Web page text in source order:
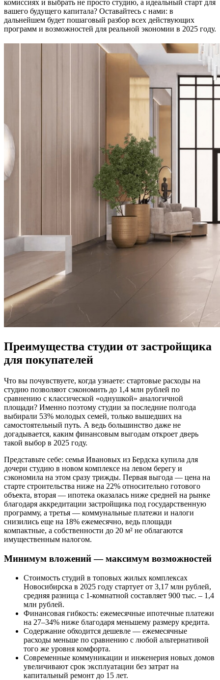
комиссиях и выбрать не просто студию, а идеальный старт для
вашего будущего капитала? Оставайтесь с нами: в
дальнейшем будет пошаговый разбор всех действующих
программ и возможностей для реальной экономии в 2025 году.
Преимущества студии от застройщика
для покупателей
Что вы почувствуете, когда узнаете: стартовые расходы на
студию позволяют сэкономить до 1,4 млн рублей по
сравнению с классической «однушкой» аналогичной
площади? Именно поэтому студии за последние полгода
выбирали 53% молодых семей, только вышедших на
самостоятельный путь. А ведь большинство даже не
догадывается, каким финансовым выгодам откроет дверь
такой выбор в 2025 году.
Представьте себе: семья Ивановых из Бердска купила для
дочери студию в новом комплексе на левом берегу и
сэкономила на этом сразу трижды. Первая выгода — цена на
старте строительства ниже на 22% относительно готового
объекта, вторая — ипотека оказалась ниже средней на рынке
благодаря аккредитации застройщика под государственную
программу, а третья — коммунальные платежи и налоги
снизились еще на 18% ежемесячно, ведь площади
компактные, а собственности до 20 м² не облагаются
имущественным налогом.
Минимум вложений — максимум возможностей
Стоимость студий в топовых жилых комплексах
Новосибирска в 2025 году стартует от 3,17 млн рублей,
средняя разница с 1-комнатной составляет 900 тыс. – 1,4
млн рублей.
Финансовая гибкость: ежемесячные ипотечные платежи
на 27–34% ниже благодаря меньшему размеру кредита.
Содержание обходится дешевле — ежемесячные
расходы меньше по сравнению с любой альтернативой
того же уровня комфорта.
Современные коммуникации и инженерия новых домов
увеличивают срок эксплуатации без затрат на
капитальный ремонт до 15 лет.